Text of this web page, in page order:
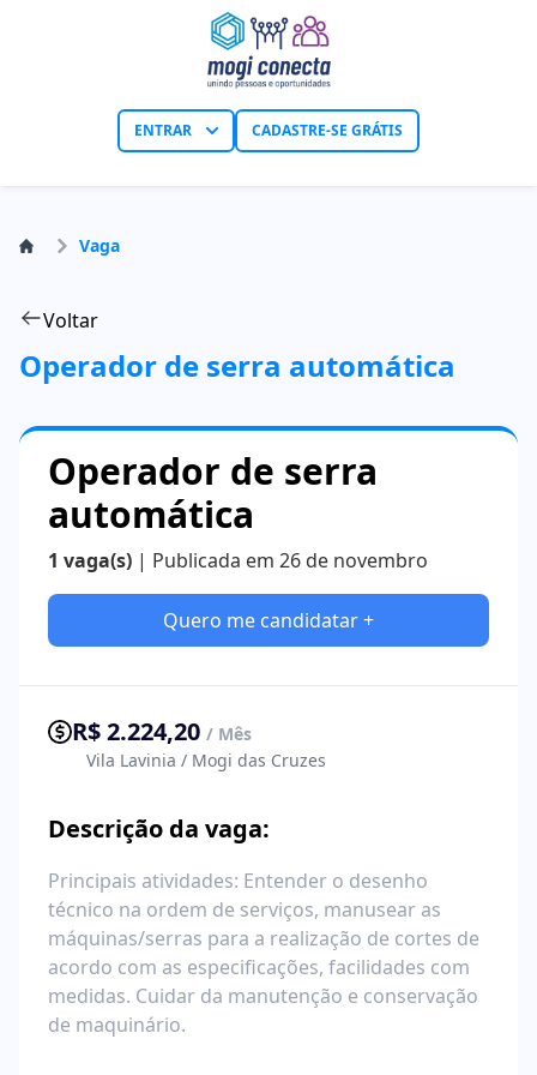
ENTRAR CADASTRE-SE GRÁTIS
Vaga
Voltar
Operador de serra automática
Operador de serra
automática
1 vaga(s) | Publicada em 26 de novembro
Quero me candidatar +
R$ 2.224,20 / Mês
Vila Lavinia / Mogi das Cruzes
Descrição da vaga:
Principais atividades: Entender o desenho
técnico na ordem de serviços, manusear as
máquinas/serras para a realização de cortes de
acordo com as especificações, facilidades com
medidas. Cuidar da manutenção e conservação
de maquinário.